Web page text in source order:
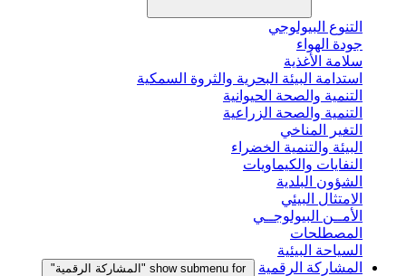
التنوع البيولوجي
جودة الهواء
سلامة الأغذية
استدامة البيئة البحرية والثروة السمكية
التنمية والصحة الحيوانية
التنمية والصحة الزراعية
التغير المناخي
البيئة والتنمية الخضراء
النفايات والكيماويات
الشؤون البلدية
الامتثال البيئي
الأمــن البيولوجــي
المصطلحات
السياحة البيئية
المشاركة الرقمية
show submenu for "المشاركة الرقمية"